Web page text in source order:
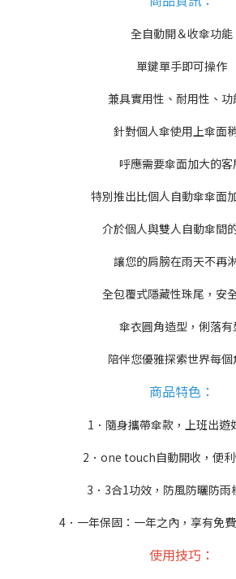
全自動開＆收傘功能
單鍵單手即可操作
兼具實用性、耐用性、功
針對個人傘使用上傘面
呼應需要傘面加大的客
特別推出比個人自動傘傘面
介於個人與雙人自動傘間
讓您的肩膀在雨天不再
全包覆式隱藏性珠尾，安
傘衣圓角造型，俐落有
陪伴您優雅探索世界每個
商品特色：
1．隨身攜帶傘款，上班出遊
2．one touch自動開收，便利
3．3合1功效，防風防曬防雨
4．一年保固：一年之內，享有免
使用技巧：